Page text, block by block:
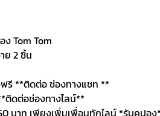
Tom Tom
ย 2 ชิ้น
รี **ติดต่อ ช่องทางแชท **
ติดต่อช่องทางไลน์**
บาท เพียงเพิ่มเพื่อนทักไลน์ *รับคูปอง*